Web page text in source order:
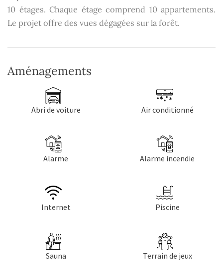
10 étages. Chaque étage comprend 10 appartements.
Le projet offre des vues dégagées sur la forêt.
Aménagements
Abri de voiture Air conditionné
Alarme Alarme incendie
Internet Piscine
Sauna Terrain de jeux